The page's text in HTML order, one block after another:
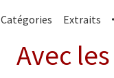
Catégories Extraits
Avec